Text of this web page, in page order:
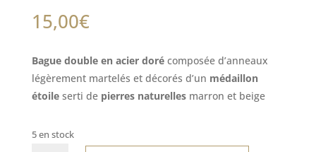
15,00€
Bague double en acier dorécomposée d’anneaux
légèrement martelés et décorés d’un médaillon
étoileserti de pierres naturellesmarron et beige
5 en stock